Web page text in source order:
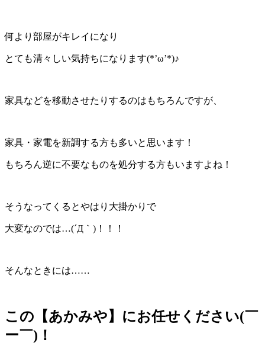
何より部屋がキレイになり
とても清々しい気持ちになります(*’ω’*)♪
家具などを移動させたりするのはもちろんですが、
家具・家電を新調する方も多いと思います！
もちろん逆に不要なものを処分する方もいますよね！
そうなってくるとやはり大掛かりで
大変なのでは…(´Д｀)！！！
そんなときには……
この【あかみや】にお任せください(￣
ー￣)！